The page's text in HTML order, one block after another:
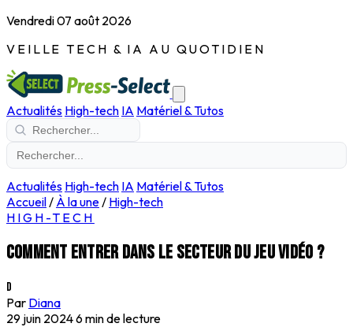
Vendredi 07 août 2026
VEILLE TECH & IA AU QUOTIDIEN
Actualités High-tech IA Matériel & Tutos
Actualités High-tech IA Matériel & Tutos
Accueil/ À la une/ High-tech
HIGH-TECH
Comment entrer dans le secteur du jeu vidéo ?
D
Par Diana
29 juin 20246 min de lecture